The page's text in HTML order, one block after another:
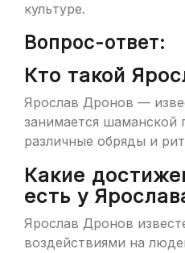
культуре.
Вопрос-ответ:
Кто такой
Ярослав Дронов —
занимается шаманской
различные обряды и
Какие
есть у
Ярослав Дронов
воздействиями на